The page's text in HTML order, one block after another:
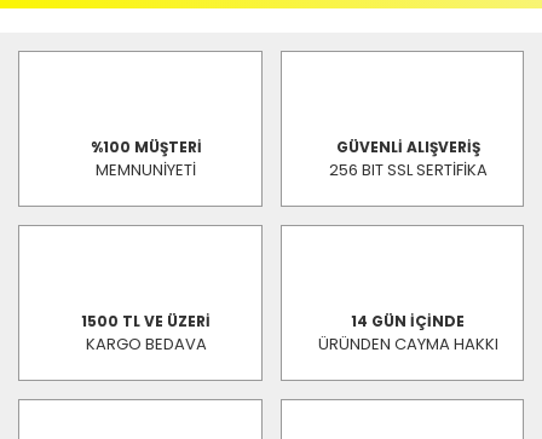
%100 MÜŞTERİ
MEMNUNİYETİ
GÜVENLİ ALIŞVERİŞ
256 BIT SSL SERTİFİKA
1500 TL VE ÜZERİ
KARGO BEDAVA
14 GÜN İÇİNDE
ÜRÜNDEN CAYMA HAKKI